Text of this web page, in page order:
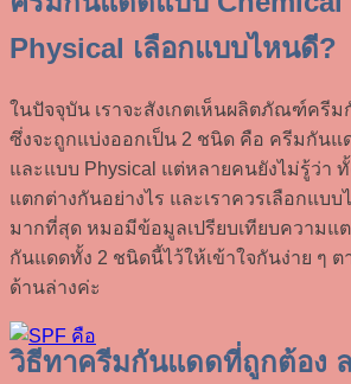
Physical เลือกแบบไหนดี?
ในปัจจุบัน เราจะสังเกตเห็นผลิตภัณฑ์ครี
ซึ่งจะถูกแบ่งออกเป็น 2 ชนิด คือ ครีมกันแ
และแบบ Physical แต่หลายคนยังไม่รู้ว่า
แตกต่างกันอย่างไร และเราควรเลือกแบบ
มากที่สุด หมอมีข้อมูลเปรียบเทียบความแ
กันแดดทั้ง 2 ชนิดนี้ไว้ให้เข้าใจกันง่าย ๆ ต
ด้านล่างค่ะ
วิธีทาครีมกันแดดที่ถูกต้อง